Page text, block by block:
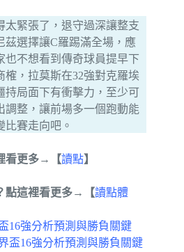
太緊張了，退守過深讓整支
茲選擇讓C羅踢滿全場，應
也不想看到傳奇球員提早下
榷，拉莫斯在32強對克羅埃
持局面下有衝擊力，至少可
調整，讓前場多一個跑動能
比賽走向吧。
看更多→【讀點】
點這裡看更多→【讀點體
16強分析預測與勝負關鍵
盃16強分析預測與勝負關鍵